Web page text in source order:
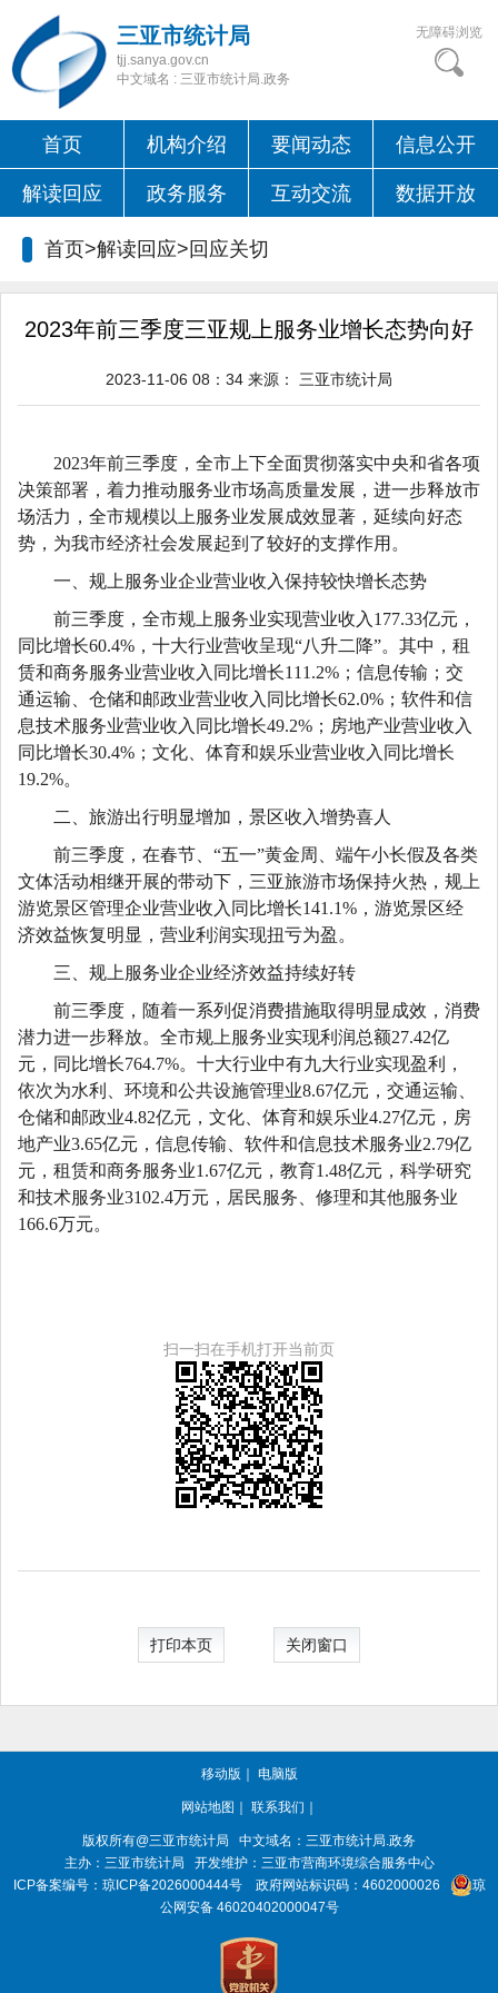
三亚市统计局
tjj.sanya.gov.cn
中文域名 : 三亚市统计局.政务
无障碍浏览
首页 机构介绍 要闻动态 信息公开
解读回应 政务服务 互动交流 数据开放
首页>解读回应> 回应关切
2023年前三季度三亚规上服务业增长态势向好
2023-11-06 08：34 来源： 三亚市统计局
2023年前三季度，全市上下全面贯彻落实中央和省各项
决策部署，着力推动服务业市场高质量发展，进一步释放市
场活力，全市规模以上服务业发展成效显著，延续向好态
势，为我市经济社会发展起到了较好的支撑作用。
一、规上服务业企业营业收入保持较快增长态势
前三季度，全市规上服务业实现营业收入 177.33亿元，
同比增长60.4%，十大行业营收呈现“八升二降”。 其中，租
赁和商务服务业营业收入同比增长111.2%；信息传输； 交
通运输、仓储和邮政业营业收入同比增长62.0%；软件和信
息技术服务业营业收入同比增长49.2%；房地产业营业收入
同比增长30.4%；文化、体育和娱乐业营业收入同比增长
19.2%。
二、旅游出行明显增加，景区收入增势喜人
前三季度，在春节、 “五一”黄金周、端午小长假及各类
文体活动相继开展的带动下，三亚旅游市场保持火热，规上
游览景区管理企业营业收入同比增长141.1%，游览景区经
济效益恢复明显，营业利润实现扭亏为盈。
三、规上服务业企业经济效益持续好转
前三季度，随着一系列促消费措施取得明显成效，消费
潜力进一步释放。全市规上服务业实现利润总额27.42亿
元，同比增长764.7%。十大行业中有九大行业实现盈利，
依次为水利、环境和公共设施管理业8.67亿元，交通运输、
仓储和邮政业4.82亿元，文化、体育和娱乐业4.27亿元，房
地产业3.65亿元，信息传输、软件和信息技术服务业2.79亿
元，租赁和商务服务业1.67亿元，教育1.48亿元，科学研究
和技术服务业3102.4万元，居民服务、修理和其他服务业
166.6万元。
扫一扫在手机打开当前页
打印本页 关闭窗口
移动版 ｜ 电脑版
网站地图 ｜ 联系我们 ｜
版权所有@三亚市统计局
中文域名：三亚市统计局.政务
主办：三亚市统计局
开发维护：三亚市营商环境综合服务中心
ICP备案编号： 琼ICP备2026000444号 政府网站标识码： 4602000026
琼
公网安备 46020402000047号